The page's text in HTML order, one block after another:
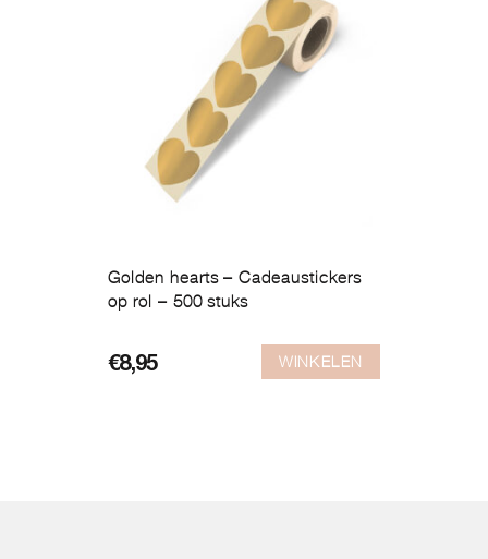
Golden hearts – Cadeaustickers
op rol – 500 stuks
€8,95 WINKELEN